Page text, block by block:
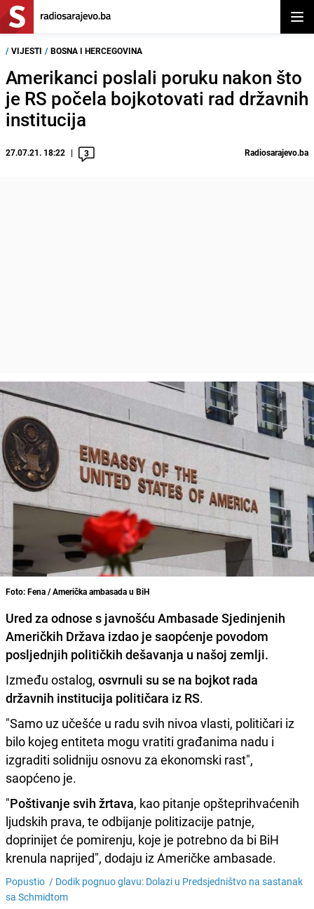
/ VIJESTI / BOSNA I HERCEGOVINA
Amerikanci poslali poruku nakon što
je RS počela bojkotovati rad državnih
institucija
27.07.21. 18:22 3 Radiosarajevo.ba
Foto: Fena / Američka ambasada u BiH
Ured za odnose s javnošću Ambasade Sjedinjenih
Američkih Država izdao je saopćenje povodom
posljednjih političkih dešavanja u našoj zemlji.
Između ostalog, osvrnuli su se na bojkot rada
državnih institucija političara iz RS.
"Samo uz učešće u radu svih nivoa vlasti, političari iz
bilo kojeg entiteta mogu vratiti građanima nadu i
izgraditi solidniju osnovu za ekonomski rast",
saopćeno je.
"Poštivanje svih žrtava, kao pitanje opšteprihvaćenih
ljudskih prava, te odbijanje politizacije patnje,
doprinijet će pomirenju, koje je potrebno da bi BiH
krenula naprijed", dodaju iz Američke ambasade.
Popustio / Dodik pognuo glavu: Dolazi u Predsjedništvo na sastanak
sa Schmidtom